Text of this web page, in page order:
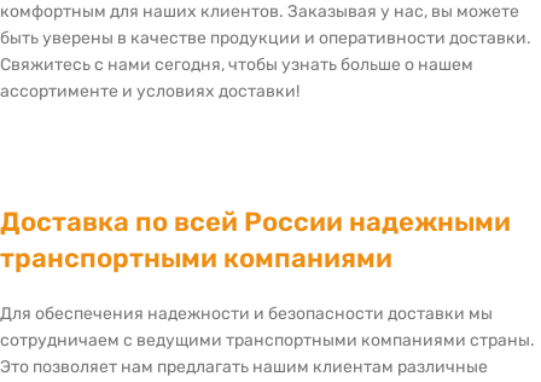
комфортным для наших клиентов. Заказывая у нас, вы можете
быть уверены в качестве продукции и оперативности доставки.
Свяжитесь с нами сегодня, чтобы узнать больше о нашем
ассортименте и условиях доставки!
Доставка по всей России надежными
транспортными компаниями
Для обеспечения надежности и безопасности доставки мы
сотрудничаем с ведущими транспортными компаниями страны.
Это позволяет нам предлагать нашим клиентам различные